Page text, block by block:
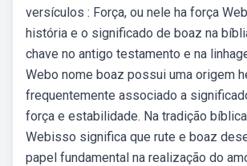
versículos : Força, ou nele ha força
história e o significado de boaz na
chave no antigo testamento e na
Webo nome boaz possui uma origem
frequentemente associado a
força e estabilidade. Na tradição
Webisso significa que rute e boaz
papel fundamental na realização do